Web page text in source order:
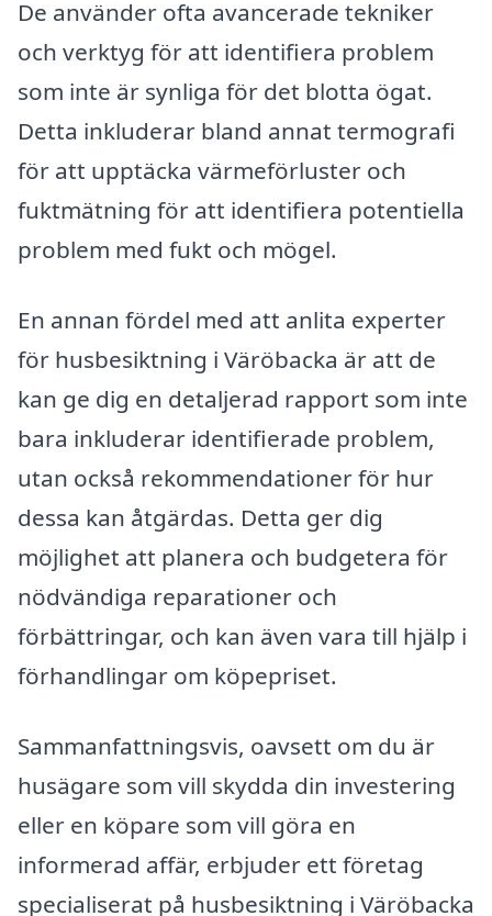
De använder ofta avancerade tekniker
och verktyg för att identifiera problem
som inte är synliga för det blotta ögat.
Detta inkluderar bland annat termografi
för att upptäcka värmeförluster och
fuktmätning för att identifiera potentiella
problem med fukt och mögel.
En annan fördel med att anlita experter
för husbesiktning i Väröbacka är att de
kan ge dig en detaljerad rapport som inte
bara inkluderar identifierade problem,
utan också rekommendationer för hur
dessa kan åtgärdas. Detta ger dig
möjlighet att planera och budgetera för
nödvändiga reparationer och
förbättringar, och kan även vara till hjälp i
förhandlingar om köpepriset.
Sammanfattningsvis, oavsett om du är
husägare som vill skydda din investering
eller en köpare som vill göra en
informerad affär, erbjuder ett företag
specialiserat på husbesiktning i Väröbacka